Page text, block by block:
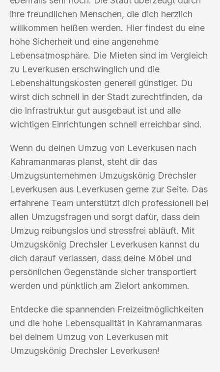
ihre freundlichen Menschen, die dich herzlich
willkommen heißen werden. Hier findest du eine
hohe Sicherheit und eine angenehme
Lebensatmosphäre. Die Mieten sind im Vergleich
zu Leverkusen erschwinglich und die
Lebenshaltungskosten generell günstiger. Du
wirst dich schnell in der Stadt zurechtfinden, da
die Infrastruktur gut ausgebaut ist und alle
wichtigen Einrichtungen schnell erreichbar sind.
Wenn du deinen Umzug von Leverkusen nach
Kahramanmaras planst, steht dir das
Umzugsunternehmen Umzugskönig Drechsler
Leverkusen aus Leverkusen gerne zur Seite. Das
erfahrene Team unterstützt dich professionell bei
allen Umzugsfragen und sorgt dafür, dass dein
Umzug reibungslos und stressfrei abläuft. Mit
Umzugskönig Drechsler Leverkusen kannst du
dich darauf verlassen, dass deine Möbel und
persönlichen Gegenstände sicher transportiert
werden und pünktlich am Zielort ankommen.
Entdecke die spannenden Freizeitmöglichkeiten
und die hohe Lebensqualität in Kahramanmaras
bei deinem Umzug von Leverkusen mit
Umzugskönig Drechsler Leverkusen!